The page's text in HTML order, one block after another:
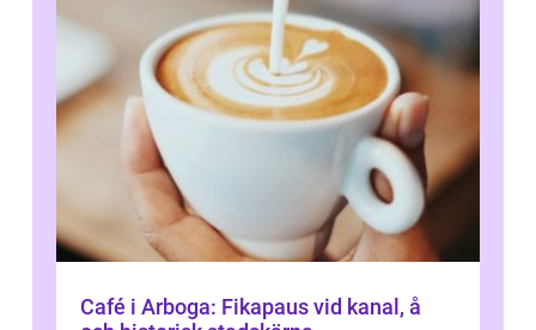
Café i Arboga: Fikapaus vid kanal, å